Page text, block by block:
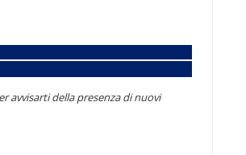
avvisarti della presenza di nuovi